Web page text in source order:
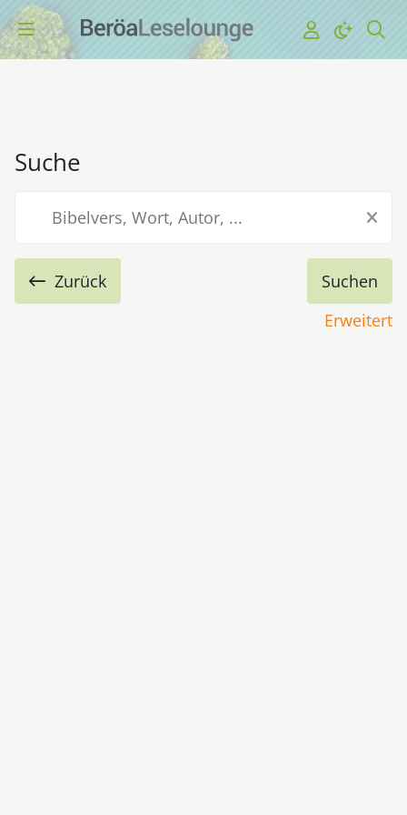
Suche
Zurück
Erweitert